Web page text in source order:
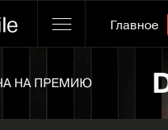
Главное